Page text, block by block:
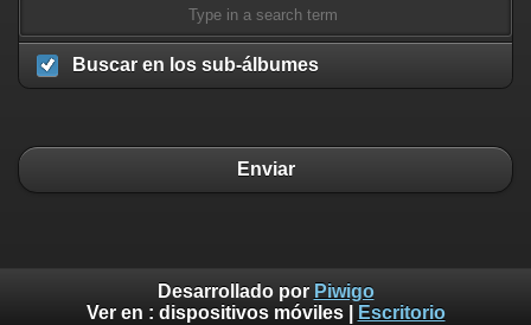
Buscar en los sub-álbumes
Enviar
Desarrollado por Piwigo
Ver en : dispositivos móviles| Escritorio